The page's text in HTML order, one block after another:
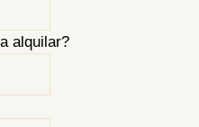
alquilar?